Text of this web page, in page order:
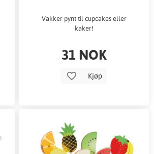
Vakker pynt til cupcakes eller
kaker!
31 NOK
Kjøp